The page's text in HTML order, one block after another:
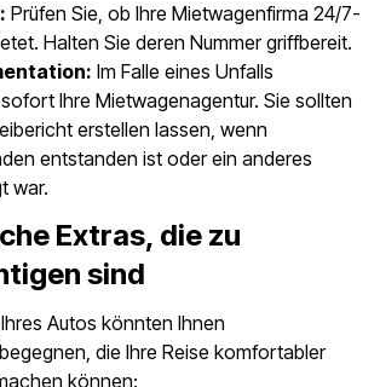
Prüfen Sie, ob Ihre Mietwagenfirma 24/7-
Halten Sie deren Nummer griffbereit.
Im Falle eines Unfalls
Ihre Mietwagenagentur. Sie sollten
erstellen lassen, wenn
entstanden ist oder ein anderes
war.
Extras, die zu
sind
Autos könnten Ihnen
die Ihre Reise komfortabler
können: